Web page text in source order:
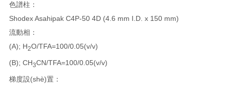
色譜柱：
Shodex Asahipak C4P-50 4D (4.6 mm I.D. x 150 mm)
流動相：
(A); H2O/TFA=100/0.05(v/v)
(B); CH3CN/TFA=100/0.05(v/v)
梯度設(shè)置：